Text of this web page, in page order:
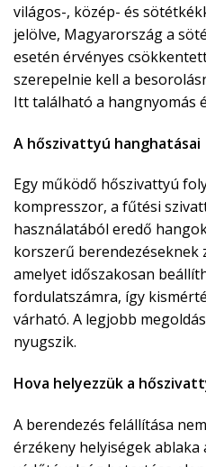
világos-, közép- és
jelölve, Magyarország a
esetén érvényes
szerepelnie kell a
Itt található a hangnyomás
A hőszivattyú hanghatásai
Egy működő hőszivattyú
kompresszor, a fűtési
használatából eredő
korszerű berendezéseknek
amelyet időszakosan
fordulatszámra, így
várható. A legjobb
nyugszik.
Hova helyezzük a
A berendezés felállítása
érzékeny helyiségek ablaka